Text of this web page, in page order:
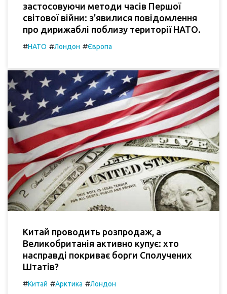
застосовуючи методи часів Першої
світової війни: з'явилися повідомлення
про дирижаблі поблизу території НАТО.
#НАТО #Лондон #Європа
Китай проводить розпродаж, а
Великобританія активно купує: хто
насправді покриває борги Сполучених
Штатів?
#Китай #Арктика #Лондон